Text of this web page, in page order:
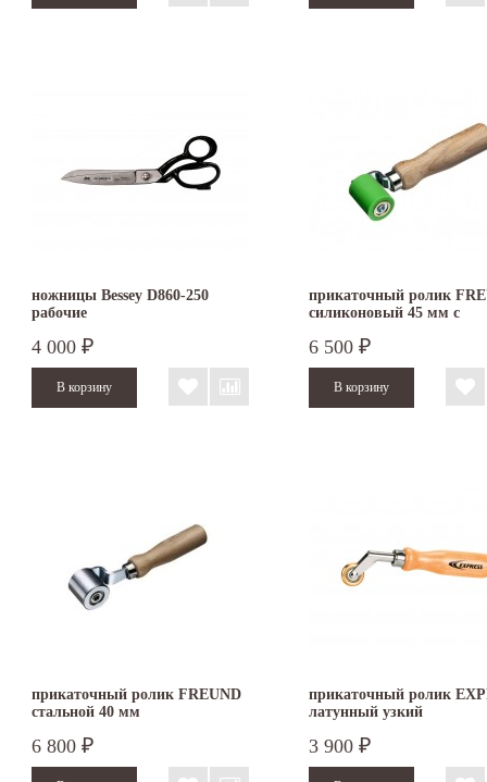
ножницы Bessey D860-250
рабочие
4 000 ₽
прикаточный ролик
силиконовый 45 мм с
6 500 ₽
прикаточный ролик FREUND
стальной 40 мм
6 800 ₽
прикаточный ролик
латунный узкий
3 900 ₽